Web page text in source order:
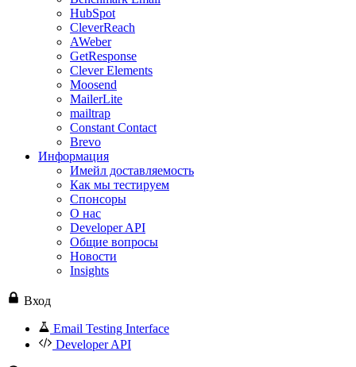
HubSpot
CleverReach
AWeber
GetResponse
Clever Elements
Moosend
MailerLite
mailtrap
Constant Contact
Brevo
Информация
Имейл доставляемость
Как мы тестируем
Спонсоры
О нас
Developer API
Общие вопросы
Новости
Insights
Вход
Email Testing Interface
Developer API